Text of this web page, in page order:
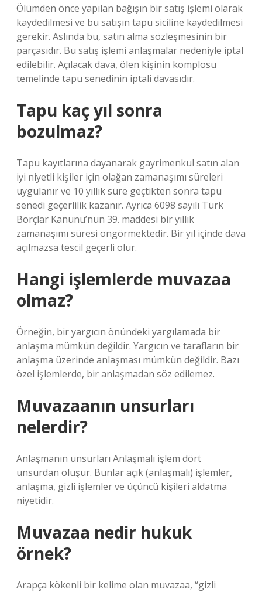
Ölümden önce yapılan bağışın bir satış işlemi olarak
kaydedilmesi ve bu satışın tapu siciline kaydedilmesi
gerekir. Aslında bu, satın alma sözleşmesinin bir
parçasıdır. Bu satış işlemi anlaşmalar nedeniyle iptal
edilebilir. Açılacak dava, ölen kişinin komplosu
temelinde tapu senedinin iptali davasıdır.
Tapu kaç yıl sonra
bozulmaz?
Tapu kayıtlarına dayanarak gayrimenkul satın alan
iyi niyetli kişiler için olağan zamanaşımı süreleri
uygulanır ve 10 yıllık süre geçtikten sonra tapu
senedi geçerlilik kazanır. Ayrıca 6098 sayılı Türk
Borçlar Kanunu’nun 39. maddesi bir yıllık
zamanaşımı süresi öngörmektedir. Bir yıl içinde dava
açılmazsa tescil geçerli olur.
Hangi işlemlerde muvazaa
olmaz?
Örneğin, bir yargıcın önündeki yargılamada bir
anlaşma mümkün değildir. Yargıcın ve tarafların bir
anlaşma üzerinde anlaşması mümkün değildir. Bazı
özel işlemlerde, bir anlaşmadan söz edilemez.
Muvazaanın unsurları
nelerdir?
Anlaşmanın unsurları Anlaşmalı işlem dört
unsurdan oluşur. Bunlar açık (anlaşmalı) işlemler,
anlaşma, gizli işlemler ve üçüncü kişileri aldatma
niyetidir.
Muvazaa nedir hukuk
örnek?
Arapça kökenli bir kelime olan muvazaa, “gizli